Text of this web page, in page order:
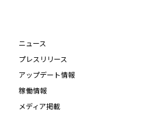
ニュース
プレスリリース
アップデート情報
稼働情報
メディア掲載